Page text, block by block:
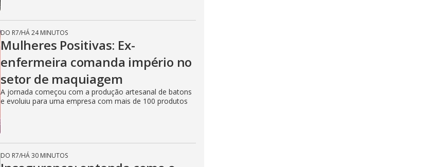
DO R7/HÁ 24 MINUTOS
Mulheres Positivas: Ex-
enfermeira comanda império no
setor de maquiagem
A jornada começou com a produção artesanal de batons
e evoluiu para uma empresa com mais de 100 produtos
DO R7/HÁ 30 MINUTOS